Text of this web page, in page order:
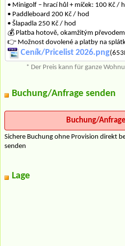
• Minigolf – hrací hůl + míček: 100 Kč /
• Paddleboard 200 Kč / hod
• Šlapadla 250 Kč / hod
💰 Platba hotově, okamžitým
👉 Možnost dovolené a platby na
Ceník/Pricelist 2026.png
* Der Preis kann für ganze
Buchung/Anfrage senden
Sichere Buchung ohne Provision direkt
senden
Lage